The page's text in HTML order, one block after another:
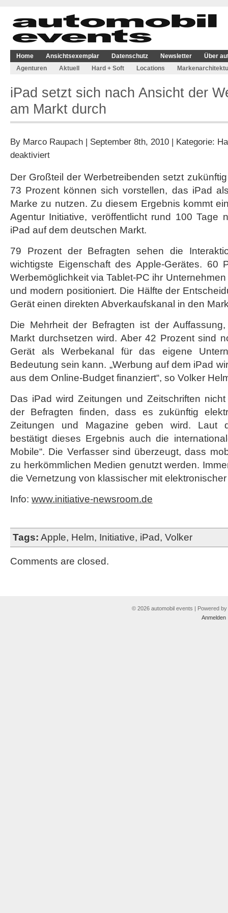
Home Ansichtsexemplar Datenschutz Newsletter
Über
Agenturen
Aktuell Hard + Soft Locations
iPad setzt sich nach Ansicht der
am Markt durch
By Marco Raupach | September 8th, 2010 | Kategorie:
deaktiviertfür
sich
nach
der
Werbetreibenden
am
Markt
Der Großteil der Werbetreibenden setzt
73 Prozent können sich vorstellen, das iPad
Marke zu nutzen. Zu diesem Ergebnis kommt
Agentur Initiative, veröffentlicht rund 100 Tage
iPad auf dem deutschen Markt.
79 Prozent der Befragten sehen die
wichtigste Eigenschaft des Apple-Gerätes. 60
Werbemöglichkeit via Tablet-PC ihr
und modern positioniert. Die Hälfte der
Gerät einen direkten Abverkaufskanal in den
Die Mehrheit der Befragten ist der
Markt durchsetzen wird. Aber 42 Prozent sind
Gerät als Werbekanal für das eigene
Bedeutung sein kann. „Werbung auf dem iPad
aus dem Online-Budget finanziert“, so Volker
Das iPad wird Zeitungen und Zeitschriften
der Befragten finden, dass es zukünftig
Zeitungen und Magazine geben wird. Laut
bestätigt dieses Ergebnis auch die
Mobile“. Die Verfasser sind überzeugt, dass
zu herkömmlichen Medien genutzt werden.
die Vernetzung von klassischer mit
Info: www.initiative-newsroom.de
Tags: Apple, Helm, Initiative, iPad, Volker
Comments are closed.
© 2026 automobil events | Powered by
Anmelden|